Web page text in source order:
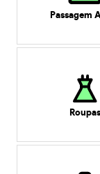
Passagem
Roupas